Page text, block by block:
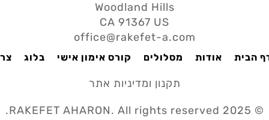
Woodland Hills
CA 91367 US
office@rakefet-a.com
הבית אודות מסלולים קורס אימון אישי בלוג
תקנון ומדיניות אתר
© 2025 RAKEFET AHARON. All rights reserved.